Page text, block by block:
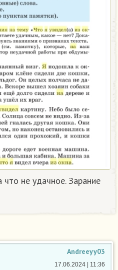
не удачное. Зарание
Andreeyy03
17.06.2024 | 11:36